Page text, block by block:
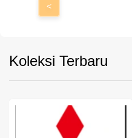
<
Koleksi Terbaru